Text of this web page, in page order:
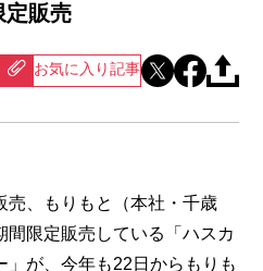
定販売
お気に入り記事
、もりもと（本社・千歳
間限定販売している「ハスカ
」が、今年も22日からもりも